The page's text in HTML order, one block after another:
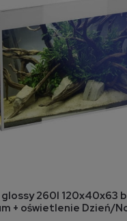
do koszyka
260l 120x40x63
+ oświetlenie Dzień/